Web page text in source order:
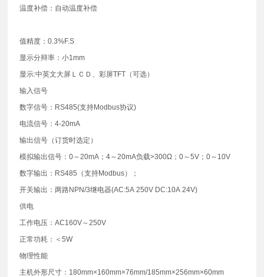
温度补偿：自动温度补偿
值精度：0.3%F.S
显示分辩率：小1mm
显示:中英文大屏ＬＣＤ、彩屏TFT（可选）
输入信号
数字信号：RS485(支持Modbus协议)
电流信号：4-20mA
输出信号（订货时选定）
模拟输出信号：0～20mA；4～20mA负载>300Ω；0～5V；0～10V
数字输出：RS485（支持Modbus）；
开关输出：两路NPN/3继电器(AC:5A 250V DC:10A 24V)
供电
工作电压：AC160V～250V
正常功耗：＜5W
物理性能
主机外形尺寸：180mm×160mm×76mm/185mm×256mm×60mm